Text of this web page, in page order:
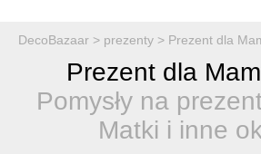
DecoBazaar > prezenty > Prezent dla
Prezent dla
Pomysły na
Matki i inne